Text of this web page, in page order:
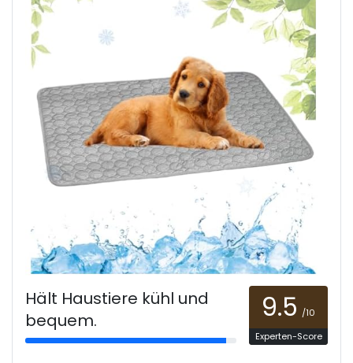
Hält Haustiere kühl und
bequem.
9.5 /10
Experten-Score